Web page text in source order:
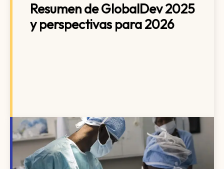
Resumen de GlobalDev 2025
y perspectivas para 2026